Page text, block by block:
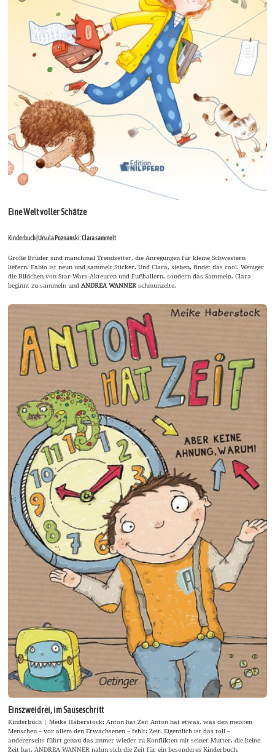
Eine Welt voller Schätze
Kinderbuch | Ursula Poznanski: Clara sammelt
Große Brüder sind manchmal Trendsetter, die Anregungen für kleine Schwestern
liefern. Fabio ist neun und sammelt Sticker. Und Clara, sieben, findet das cool. Weniger
die Bildchen von Star-Wars-Akteuren und Fußballern, sondern das Sammeln. Clara
beginnt zu sammeln und ANDREA WANNERschmunzelte.
Einszweidrei, im Sauseschritt
Kinderbuch | Meike Haberstock: Anton hat Zeit Anton hat etwas, was den meisten
Menschen – vor allem den Erwachsenen – fehlt: Zeit. Eigentlich ist das toll –
andererseits führt genau das immer wieder zu Konflikten mit seiner Mutter, die keine
Zeit hat. ANDREA WANNER nahm sich die Zeit für ein besonderes Kinderbuch.